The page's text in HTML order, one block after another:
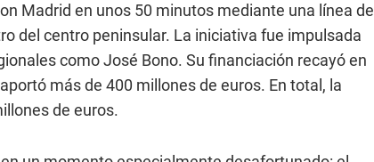
Madrid en unos 50 minutos mediante una línea de
del centro peninsular. La iniciativa fue impulsada
como José Bono. Su financiación recayó en
más de 400 millones de euros. En total, la
de euros.